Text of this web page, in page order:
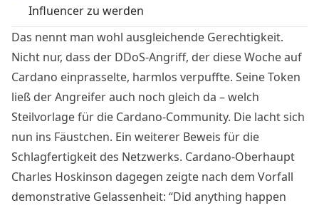
Influencer zu werden
Das nennt man wohl ausgleichende Gerechtigkeit.
Nicht nur, dass der DDoS-Angriff, der diese Woche auf
Cardano einprasselte, harmlos verpuffte. Seine Token
ließ der Angreifer auch noch gleich da – welch
Steilvorlage für die Cardano-Community. Die lacht sich
nun ins Fäustchen. Ein weiterer Beweis für die
Schlagfertigkeit des Netzwerks. Cardano-Oberhaupt
Charles Hoskinson dagegen zeigte nach dem Vorfall
demonstrative Gelassenheit: “Did anything happen